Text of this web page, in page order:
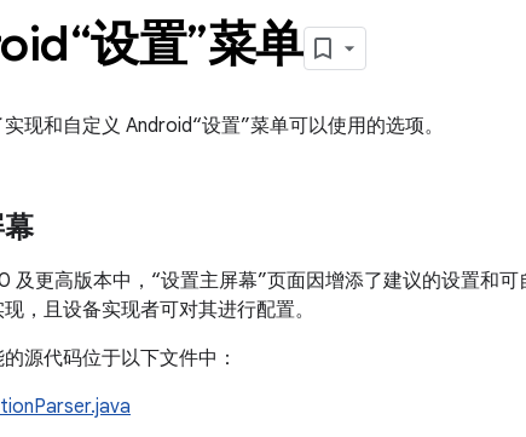
设置”菜单
现和自定义 Android“设置”菜单可以使用的选项。
及更高版本中，“设置主屏幕”页面因增添了建议的设置和
，且设备实现者可对其进行配置。
源代码位于以下文件中：